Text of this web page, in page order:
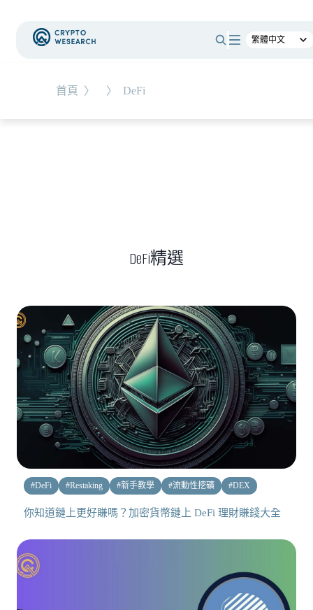
首頁 〉 〉 DeFi
新手教學 基礎知識
DeFi精選
#DeFi #Restaking #新手教學 #流動性挖礦 #DEX
你知道鏈上更好賺嗎？加密貨幣鏈上 DeFi 理財賺錢大全